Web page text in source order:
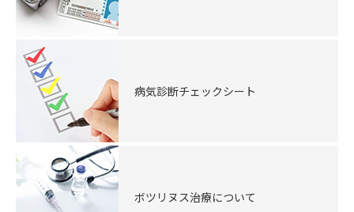
病気診断チェックシート
ボツリヌス治療について